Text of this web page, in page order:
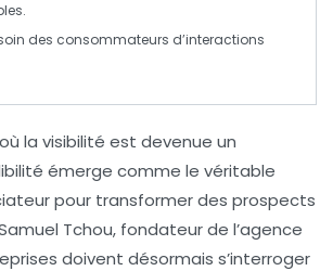
.
des consommateurs d’interactions
la visibilité est devenue un
émerge comme le véritable
pour transformer des prospects
Tchou, fondateur de l’agence
doivent désormais s’interroger